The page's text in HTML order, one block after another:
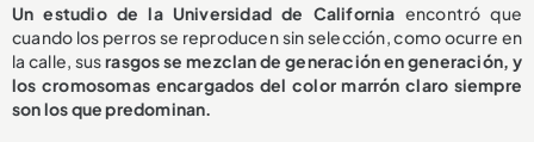
Un estudio de la Universidad de California encontró que
cuando los perros se reproducen sin selección, como ocurre en
la calle, susrasgos se mezclan de generación en generación, y
los cromosomas encargados del color marrón claro siempre
son los que predominan.